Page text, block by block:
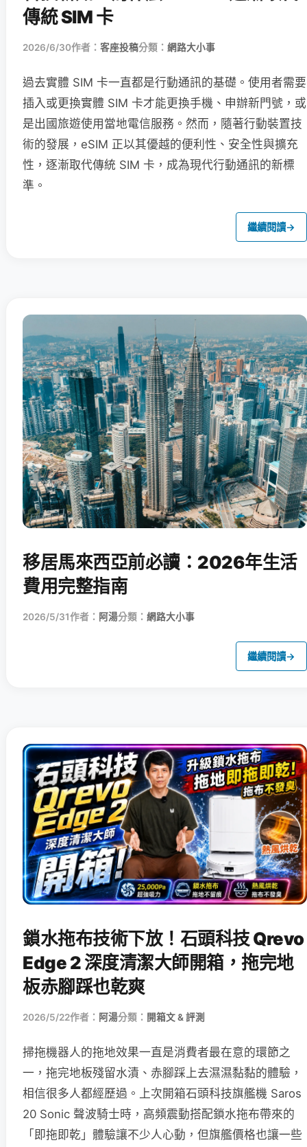
傳統 SIM 卡
2026/6/30作者： 客座投稿分類： 網路大小事
過去實體 SIM 卡一直都是行動通訊的基礎。使用者需要
插入或更換實體 SIM 卡才能更換手機、申辦新門號，或
是出國旅遊使用當地電信服務。然而，隨著行動裝置技
術的發展，eSIM 正以其優越的便利性、安全性與擴充
性，逐漸取代傳統 SIM 卡，成為現代行動通訊的新標
準。
繼續閱讀→
移居馬來西亞前必讀：2026年生活
費用完整指南
2026/5/31作者： 阿湯分類： 網路大小事
繼續閱讀→
鎖水拖布技術下放！石頭科技 Qrevo
Edge 2 深度清潔大師開箱，拖完地
板赤腳踩也乾爽
2026/5/22作者： 阿湯分類： 開箱文 & 評測
掃拖機器人的拖地效果一直是消費者最在意的環節之
一，拖完地板殘留水漬、赤腳踩上去濕濕黏黏的體驗，
相信很多人都經歷過。上次開箱石頭科技旗艦機 Saros
20 Sonic 聲波騎士時，高頻震動搭配鎖水拖布帶來的
「即拖即乾」體驗讓不少人心動，但旗艦價格也讓一些